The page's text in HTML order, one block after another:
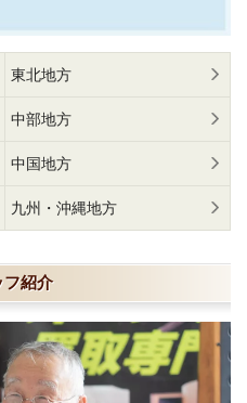
東北地方
中部地方
中国地方
九州・沖縄地方
フ紹介